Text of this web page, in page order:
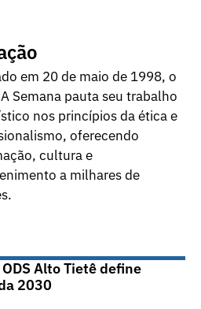
em 20 de maio de 1998, o
Semana pauta seu trabalho
nos princípios da ética e
oferecendo
cultura e
a milhares de
Alto Tietê define
2030